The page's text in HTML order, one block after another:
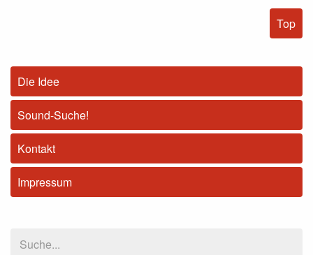
Top
Die Idee
Sound-Suche!
Kontakt
Impressum